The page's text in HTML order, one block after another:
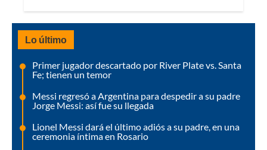
Lo último
Primer jugador descartado por River Plate vs. Santa
Fe; tienen un temor
Messi regresó a Argentina para despedir a su padre
Jorge Messi: así fue su llegada
Lionel Messi dará el último adiós a su padre, en una
ceremonia íntima en Rosario